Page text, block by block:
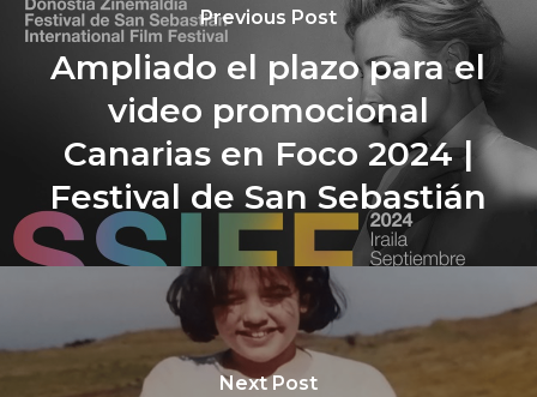
Previous Post
Ampliado el plazo para el
video promocional
Canarias en Foco 2024 |
Festival de San Sebastián
Next Post